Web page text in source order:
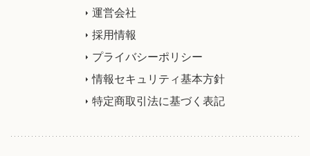
運営会社
採用情報
プライバシーポリシー
情報セキュリティ基本方針
特定商取引法に基づく表記